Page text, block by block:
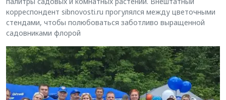
корреспондент sibnovosti.ru прогулялся между цветочными
стендами, чтобы полюбоваться заботливо выращенной
садовниками флорой